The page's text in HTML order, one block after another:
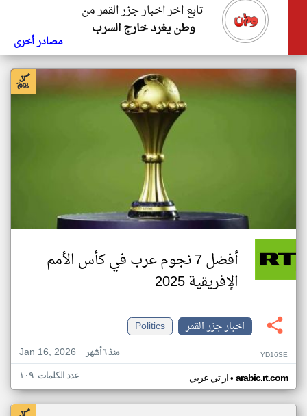
تابع اخر اخبار جزر القمر من
وطن يغرد خارج السرب
مصادر أخرى
أفضل 7 نجوم عرب في كأس الأمم
الإفريقية 2025
اخبار جزر القمر
Politics
Jan 16, 2026
منذ ٦ أشهر YD16SE
ار تي عربي• arabic.rt.com عدد الكلمات: ١٠٩